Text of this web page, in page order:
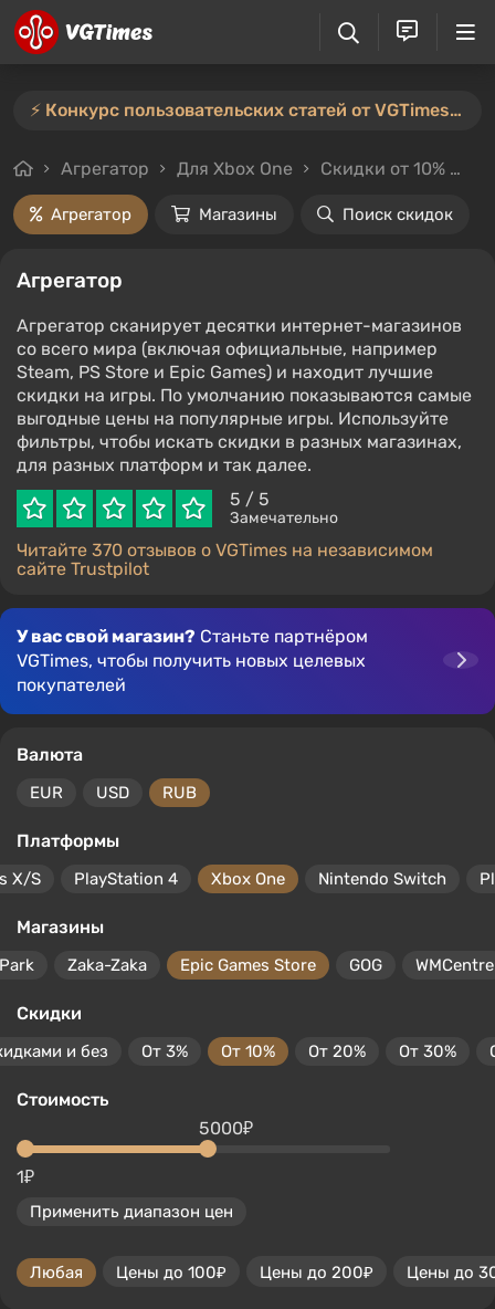
⚡️ Конкурс пользовательских статей от VGTimes продлён — участвуйте тут ⚡️
Агрегатор Для Xbox One Скидки от 10%
Агрегатор Магазины Поиск скидок
Агрегатор
Агрегатор сканирует десятки интернет-магазинов
со всего мира (включая официальные, например
Steam, PS Store и Epic Games) и находит лучшие
скидки на игры. По умолчанию показываются самые
выгодные цены на популярные игры. Используйте
фильтры, чтобы искать скидки в разных магазинах,
для разных платформ и так далее.
5 / 5
Замечательно
Читайте 370 отзывов о VGTimes на независимом
сайте Trustpilot
У вас свой магазин? Станьте партнёром
VGTimes, чтобы получить новых целевых
покупателей
Валюта
EUR USD RUB
Платформы
X/S PlayStation 4 Xbox One Nintendo Switch
Магазины
Zaka-Zaka Epic Games Store GOG WMCentre
Скидки
и без От 3% От 10% От 20% От 30%
Стоимость
1₽
5000₽
Применить диапазон цен
Любая Цены до 100₽ Цены до 200₽ Цены до